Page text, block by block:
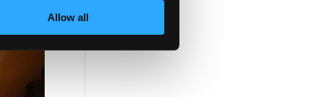
Allow all